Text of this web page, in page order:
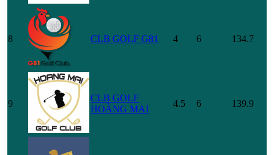
8 CLB GOLF G81 4 6 134.7
9
CLB GOLF
HOÀNG MAI
4.5 6 139.9